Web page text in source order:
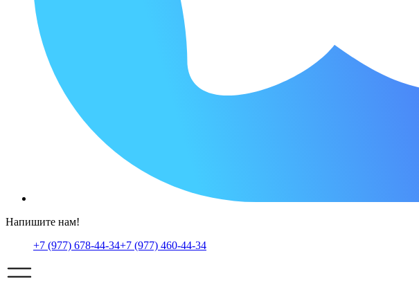
Напишите нам!
+7 (977) 678-44-34+7 (977) 460-44-34